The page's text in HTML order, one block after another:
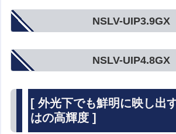
NSLV-UIP3.9GX
NSLV-UIP4.8GX
[ 外光下でも鮮明に映し出
はの高輝度 ]